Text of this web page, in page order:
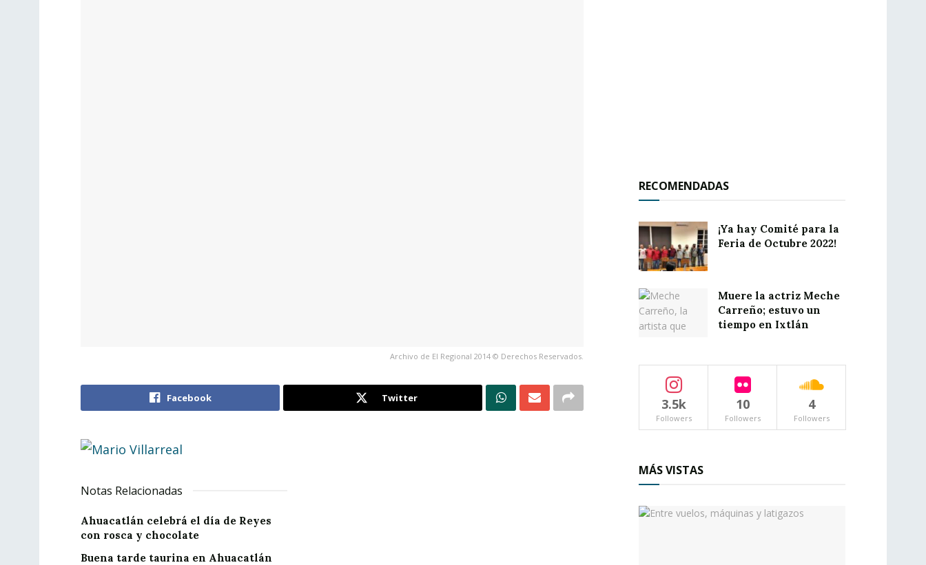
Archivo de El Regional 2014 © Derechos Reservados.
Facebook Twitter
Notas Relacionadas
Ahuacatlán celebrá el día de Reyes
con rosca y chocolate
Buena tarde taurina en Ahuacatlán
RECOMENDADAS
¡Ya hay Comité para la
Feria de Octubre 2022!
Muere la actriz Meche
Carreño; estuvo un
tiempo en Ixtlán
3.5k
Followers
10
Followers
4
Followers
MÁS VISTAS